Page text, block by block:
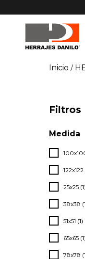
Inicio /
Filtros
Medida
122x122
25x25 (1)
38x38
51x51 (1)
65x65 (1)
78x78